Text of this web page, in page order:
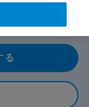
る